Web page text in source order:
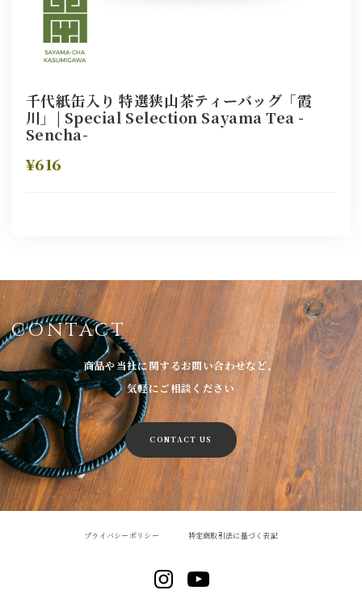
千代紙缶入り 特選狭山茶ティーバッグ「霞
川」| Special Selection Sayama Tea -
Sencha-
¥616
CONTACT
商品や当社に関するお問い合わせなど、
気軽にご相談ください
CONTACT US
プライバシーポリシー 特定商取引法に基づく表記